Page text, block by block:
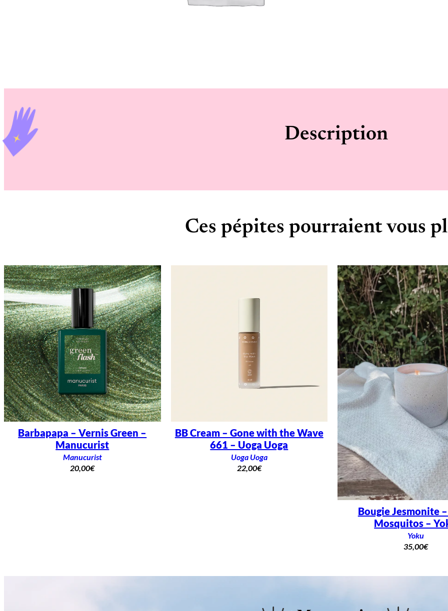
Description
Ces pépites pourraient vous
Barbapapa – Vernis Green –
Manucurist
Manucurist
20,00€
BB Cream – Gone with the Wave
661 – Uoga Uoga
Uoga Uoga
22,00€
Bougie Jesmonite
Mosquitos –
Yoku
35,00€